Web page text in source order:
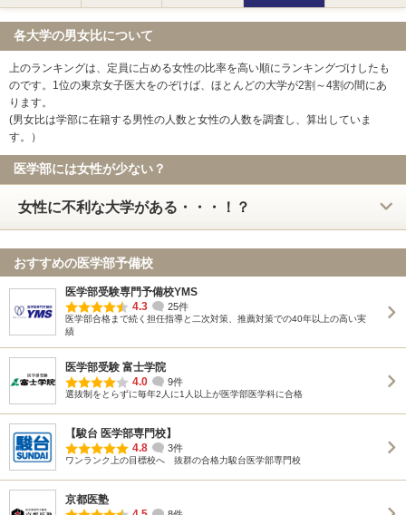
各大学の男女比について
上のランキングは、定員に占める女性の比率を高い順にランキングづけしたも
のです。1位の東京女子医大をのぞけば、ほとんどの大学が2割～4割の間にあ
ります。
(男女比は学部に在籍する男性の人数と女性の人数を調査し、算出していま
す。）
医学部には女性が少ない？
女性に不利な大学がある・・・！？
おすすめの医学部予備校
医学部受験専門予備校YMS
4.3
25件
医学部合格まで続く担任指導と二次対策、推薦対策での40年以上の高い実
績
医学部受験 富士学院
4.0
9件
選抜制をとらずに毎年2人に1人以上が医学部医学科に合格
【駿台 医学部専門校】
4.8
3件
ワンランク上の目標校へ 抜群の合格力駿台医学部専門校
京都医塾